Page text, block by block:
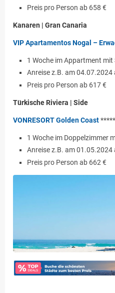
Preis pro Person ab 658 €
Kanaren | Gran Canaria
VIP Apartamentos Nogal –
1 Woche im Appartment
Anreise z.B. am 04.07.2024
Preis pro Person ab 617 €
Türkische Riviera | Side
VONRESORT Golden Coast*****
1 Woche im Doppelzimmer
Anreise z.B. am
Preis pro Person ab 662 €